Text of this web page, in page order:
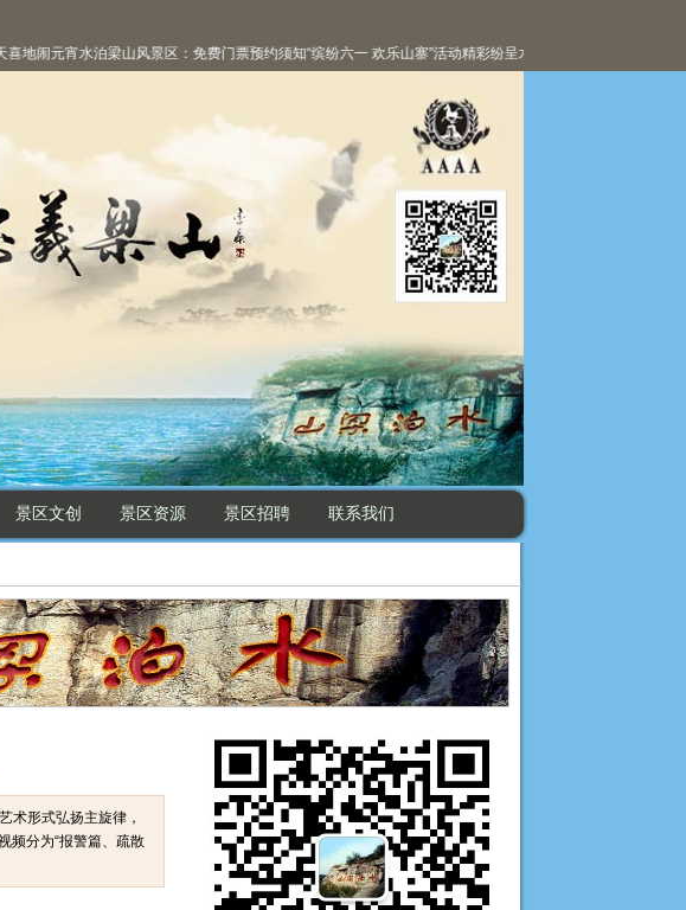
闹元宵水泊梁山风景区：免费门票预约须知“缤纷六一 欢乐山寨”活动精彩纷呈水泊梁山风景区：6月1日起免
景区文创 景区资源 景区招聘 联系我们
术形式弘扬主旋律，
频分为“报警篇、疏散